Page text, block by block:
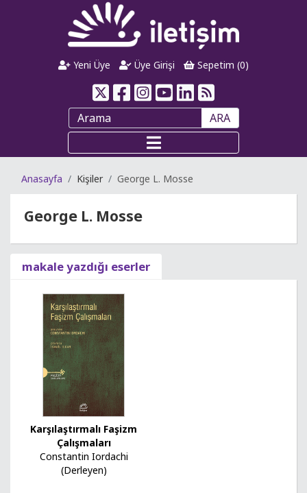
Yeni Üye Üye Girişi Sepetim (0)
ARA
Anasayfa Kişiler George L. Mosse
George L. Mosse
makale yazdığı eserler
Karşılaştırmalı Faşizm
Çalışmaları
Constantin Iordachi
(Derleyen)